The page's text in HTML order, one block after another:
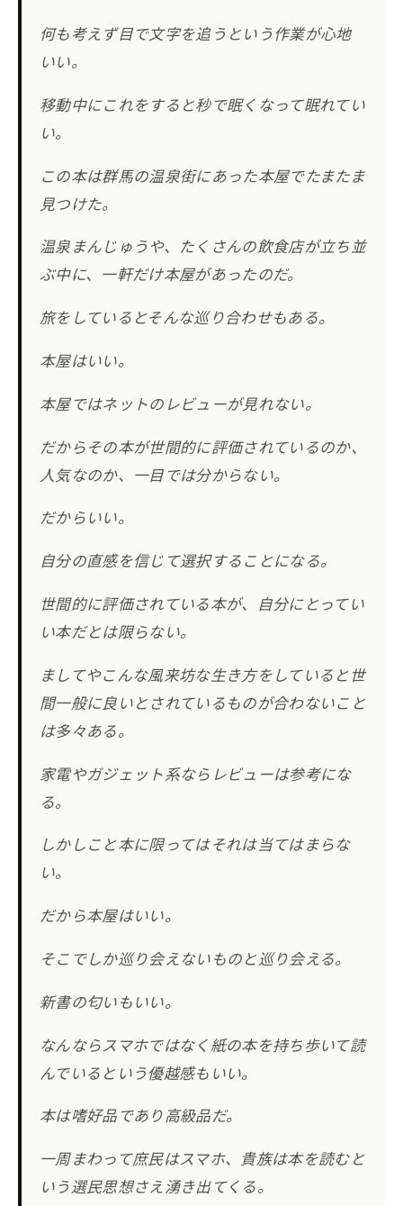
何も考えず目で文字を追うという作業が心地
いい。
移動中にこれをすると秒で眠くなって眠れてい
い。
この本は群馬の温泉街にあった本屋でたまたま
見つけた。
温泉まんじゅうや、たくさんの飲食店が立ち並
ぶ中に、一軒だけ本屋があったのだ。
旅をしているとそんな巡り合わせもある。
本屋はいい。
本屋ではネットのレビューが見れない。
だからその本が世間的に評価されているのか、
人気なのか、一目では分からない。
だからいい。
自分の直感を信じて選択することになる。
世間的に評価されている本が、自分にとってい
い本だとは限らない。
ましてやこんな風来坊な生き方をしていると世
間一般に良いとされているものが合わないこと
は多々ある。
家電やガジェット系ならレビューは参考にな
る。
しかしこと本に限ってはそれは当てはまらな
い。
だから本屋はいい。
そこでしか巡り会えないものと巡り会える。
新書の匂いもいい。
なんならスマホではなく紙の本を持ち歩いて読
んでいるという優越感もいい。
本は嗜好品であり高級品だ。
一周まわって庶民はスマホ、貴族は本を読むと
いう選民思想さえ湧き出てくる。